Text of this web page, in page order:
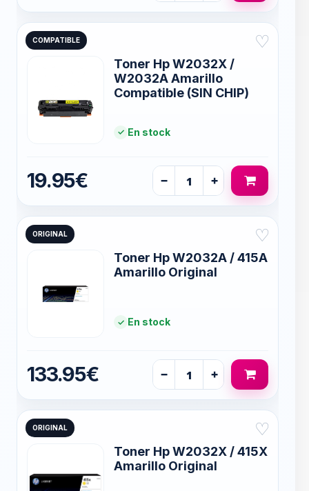
COMPATIBLE ♡
Toner Hp W2032X /
W2032A Amarillo
Compatible (SIN CHIP)
En stock
19.95€ − +
ORIGINAL ♡
Toner Hp W2032A / 415A
Amarillo Original
En stock
133.95€ − +
ORIGINAL ♡
Toner Hp W2032X / 415X
Amarillo Original